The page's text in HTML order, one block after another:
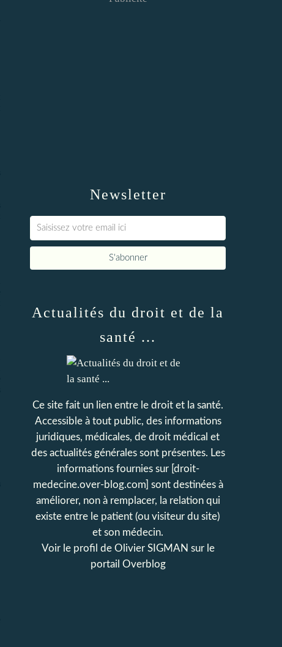
Newsletter
Actualités du droit et de la
santé ...
Ce site fait un lien entre le droit et la santé.
Accessible à tout public, des informations
juridiques, médicales, de droit médical et
des actualités générales sont présentes. Les
informations fournies sur [droit-
medecine.over-blog.com] sont destinées à
améliorer, non à remplacer, la relation qui
existe entre le patient (ou visiteur du site)
et son médecin.
Voir le profil de Olivier SIGMAN sur le
portail Overblog